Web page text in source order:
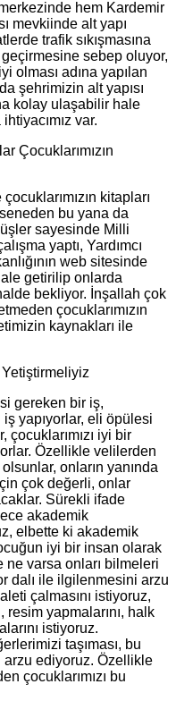
hem Kardemir
mevkiinde alt yapı
trafik sıkışmasına
geçirmesine sebep oluyor,
olması adına yapılan
şehrimizin alt yapısı
kolay ulaşabilir hale
var.
Çocuklarımızın
kitapları
bu yana da
sayesinde Milli
yaptı, Yardımcı
web sitesinde
getirilip onlarda
bekliyor. İnşallah çok
çocuklarımızın
kaynakları ile
Yetiştirmeliyiz
gereken bir iş,
yapıyorlar, eli öpülesi
iyi bir
Özellikle velilerden
onların yanında
çok değerli, onlar
Sürekli ifade
akademik
elbette ki akademik
iyi bir insan olarak
ne varsa onları bilmeleri
dalı ile ilgilenmesini arzu
çalmasını istiyoruz,
resim yapmalarını, halk
istiyoruz.
taşıması, bu
arzu ediyoruz. Özellikle
çocuklarımızı bu